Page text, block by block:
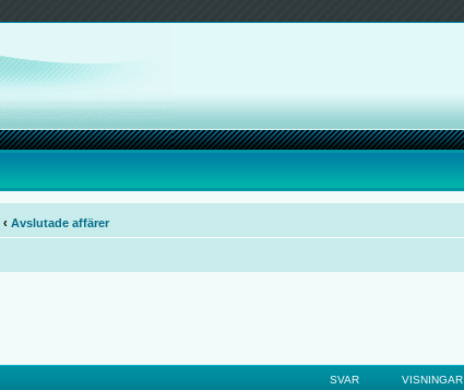
‹ Avslutade affärer
SVAR VISNINGAR